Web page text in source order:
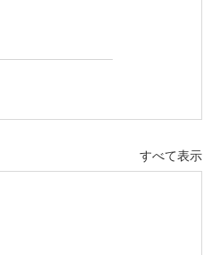
すべて表示